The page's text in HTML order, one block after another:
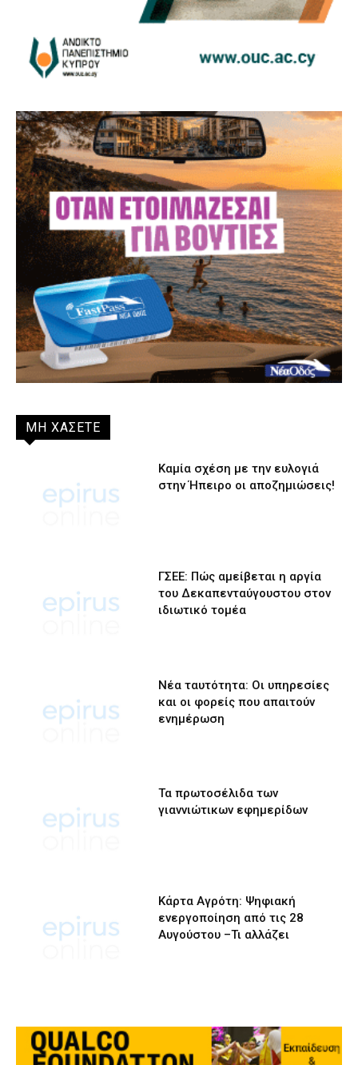
ΜΗ ΧΑΣΕΤΕ
Καμία σχέση με την ευλογιά
στην Ήπειρο οι αποζημιώσεις!
ΓΣΕΕ: Πώς αμείβεται η αργία
του Δεκαπενταύγουστου στον
ιδιωτικό τομέα
Νέα ταυτότητα: Οι υπηρεσίες
και οι φορείς που απαιτούν
ενημέρωση
Τα πρωτοσέλιδα των
γιαννιώτικων εφημερίδων
Κάρτα Αγρότη: Ψηφιακή
ενεργοποίηση από τις 28
Αυγούστου –Τι αλλάζει